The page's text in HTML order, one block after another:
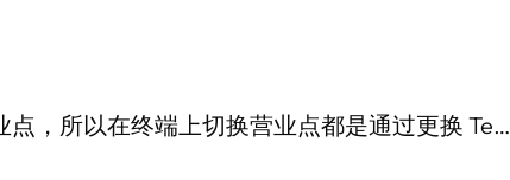
，所以在终端上切换营业点都是通过更换 Te…